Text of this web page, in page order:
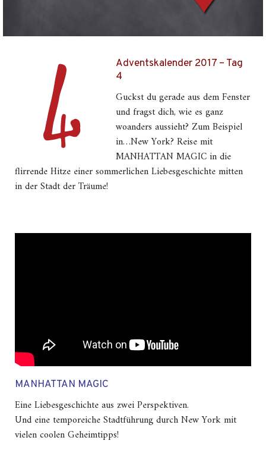
Adventskalender 2017 – Tag
4
Guckst du gerade aus dem Fenster
und fragst dich, wie es ganz
woanders aussieht? Zum Beispiel
in…New York? Reise mit
MANHATTAN MAGIC in die
flirrende Hitze einer sommerlichen Liebesgeschichte mitten
in der Stadt der Träume!
MANHATTAN MAGIC
Eine Liebesgeschichte aus zwei Perspektiven.
Und eine temporeiche Stadtführung durch New York mit
vielen coolen Geheimtipps!